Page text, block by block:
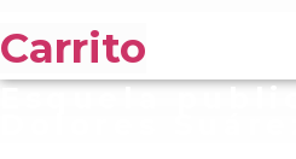
Carrito